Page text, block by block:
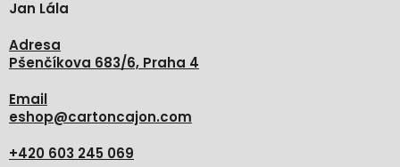
Jan Lála
Adresa
Pšenčíkova 683/6, Praha 4
Email
eshop@cartoncajon.com
+420 603 245 069